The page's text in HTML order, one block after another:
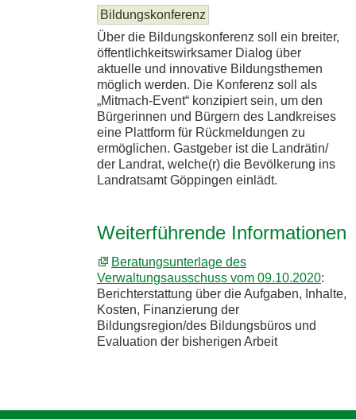
Bildungskonferenz
Über die Bildungskonferenz soll ein breiter,
öffentlichkeitswirksamer Dialog über
aktuelle und innovative Bildungsthemen
möglich werden. Die Konferenz soll als
„Mitmach-Event“ konzipiert sein, um den
Bürgerinnen und Bürgern des Landkreises
eine Plattform für Rückmeldungen zu
ermöglichen. Gastgeber ist die Landrätin/
der Landrat, welche(r) die Bevölkerung ins
Landratsamt Göppingen einlädt.
Weiterführende Informationen
Beratungsunterlage des
Verwaltungsausschuss vom 09.10.2020:
Berichterstattung über die Aufgaben, Inhalte,
Kosten, Finanzierung der
Bildungsregion/des Bildungsbüros und
Evaluation der bisherigen Arbeit